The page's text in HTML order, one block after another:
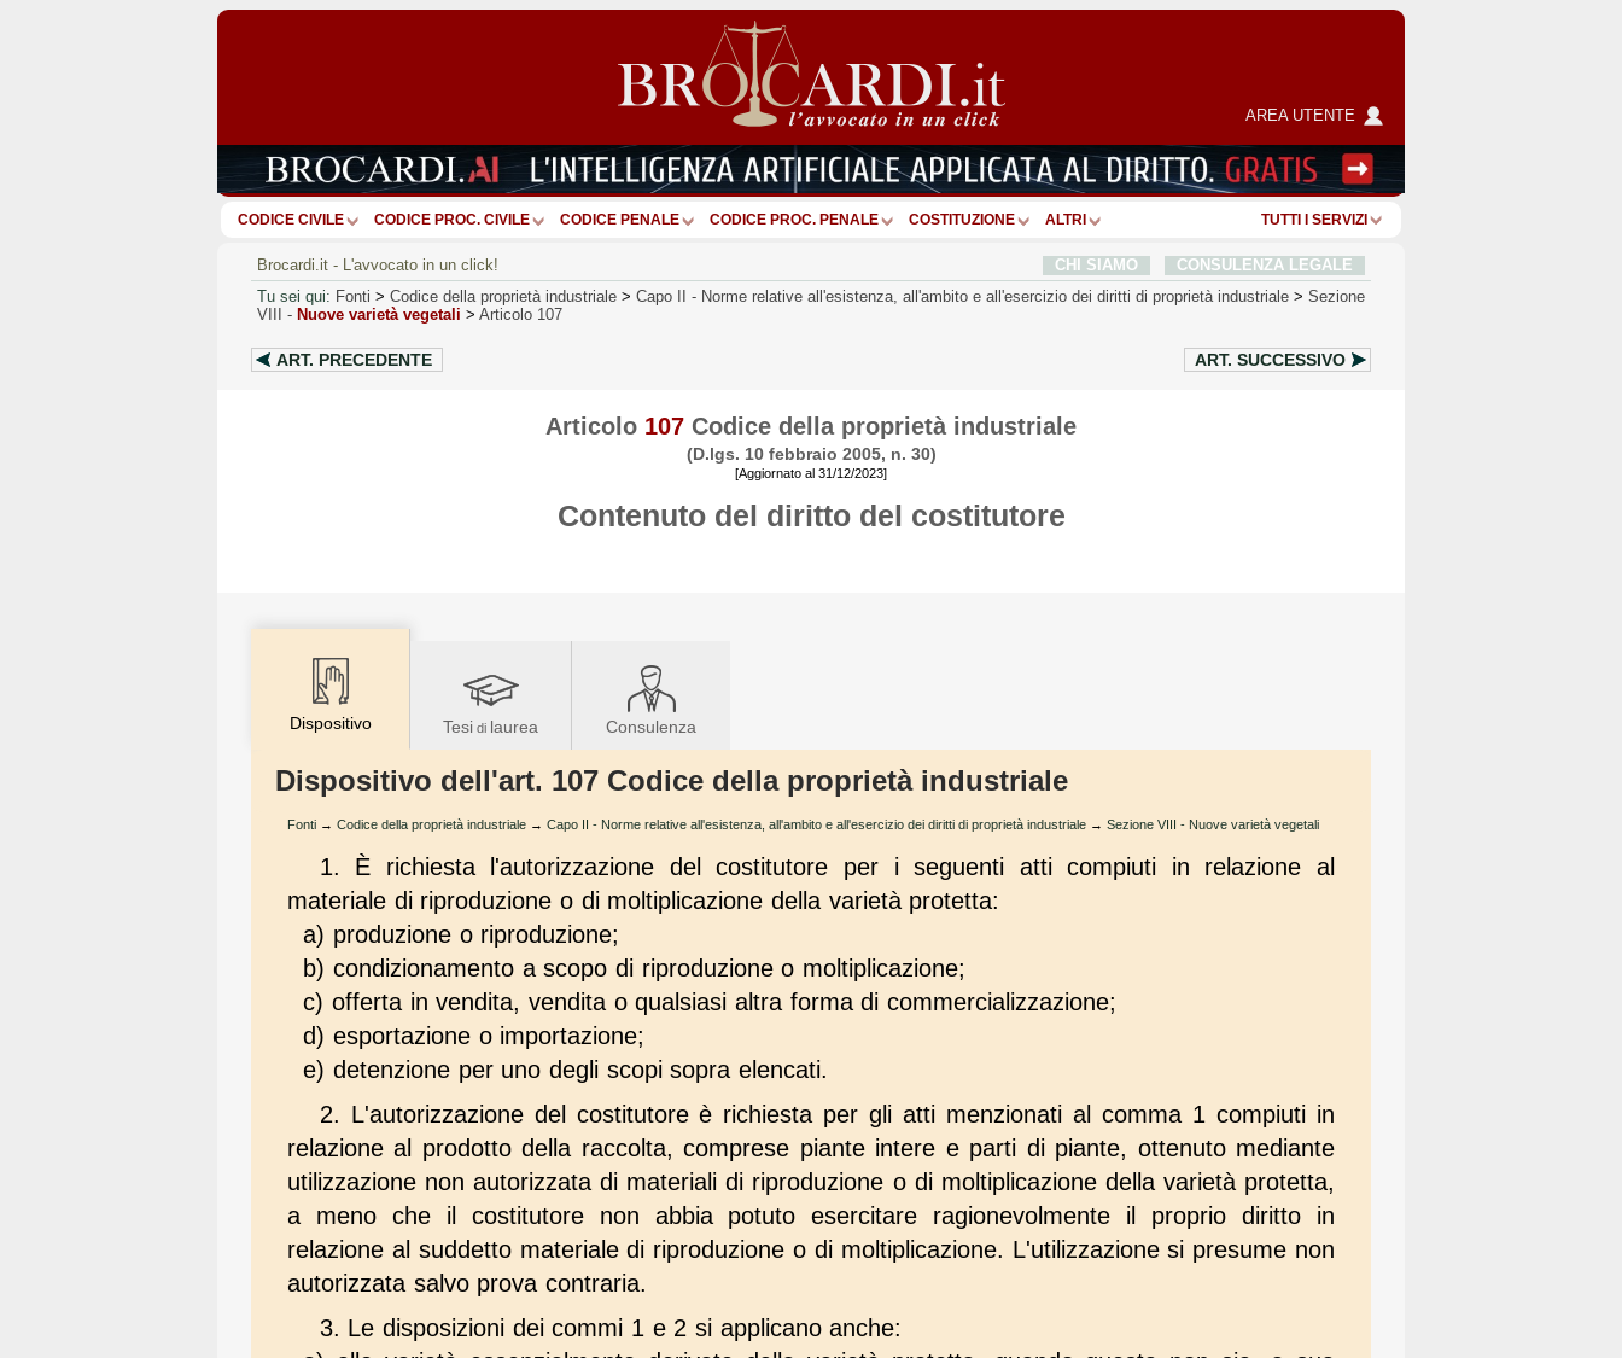
AREA UTENTE
CODICE CIVILE CODICE PROC. CIVILE CODICE PENALE CODICE PROC. PENALE COSTITUZIONE ALTRI TUTTI I SERVIZI
Brocardi.it - L'avvocato in un click! CHI SIAMO
CONSULENZA LEGALE
Tu sei qui: Fonti > Codice della proprietà industriale > Capo II - Norme relative all'esistenza, all'ambito e all'esercizio dei diritti di proprietà industriale > Sezione
VIII - Nuove varietà vegetali > Articolo 107
ART. PRECEDENTE ART. SUCCESSIVO
Articolo 107 Codice della proprietà industriale
(D.lgs. 10 febbraio 2005, n. 30)
[Aggiornato al 31/12/2023]
Contenuto del diritto del costitutore
Dispositivo Tesi di laurea Consulenza
Dispositivo dell'art. 107 Codice della proprietà industriale
Fonti → Codice della proprietà industriale → Capo II - Norme relative all'esistenza, all'ambito e all'esercizio dei diritti di proprietà industriale → Sezione VIII - Nuove varietà vegetali
1. È richiesta l'autorizzazione del costitutore per i seguenti atti compiuti in relazione al
materiale di riproduzione o di moltiplicazione della varietà protetta:
a) produzione o riproduzione;
b) condizionamento a scopo di riproduzione o moltiplicazione;
c) offerta in vendita, vendita o qualsiasi altra forma di commercializzazione;
d) esportazione o importazione;
e) detenzione per uno degli scopi sopra elencati.
2. L'autorizzazione del costitutore è richiesta per gli atti menzionati al comma 1 compiuti in
relazione al prodotto della raccolta, comprese piante intere e parti di piante, ottenuto mediante
utilizzazione non autorizzata di materiali di riproduzione o di moltiplicazione della varietà protetta,
a meno che il costitutore non abbia potuto esercitare ragionevolmente il proprio diritto in
relazione al suddetto materiale di riproduzione o di moltiplicazione. L'utilizzazione si presume non
autorizzata salvo prova contraria.
3. Le disposizioni dei commi 1 e 2 si applicano anche: